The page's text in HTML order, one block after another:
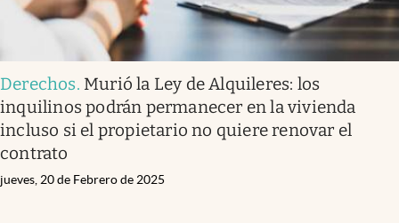
Derechos. Murió la Ley de Alquileres: los
inquilinos podrán permanecer en la vivienda
incluso si el propietario no quiere renovar el
contrato
jueves, 20 de Febrero de 2025